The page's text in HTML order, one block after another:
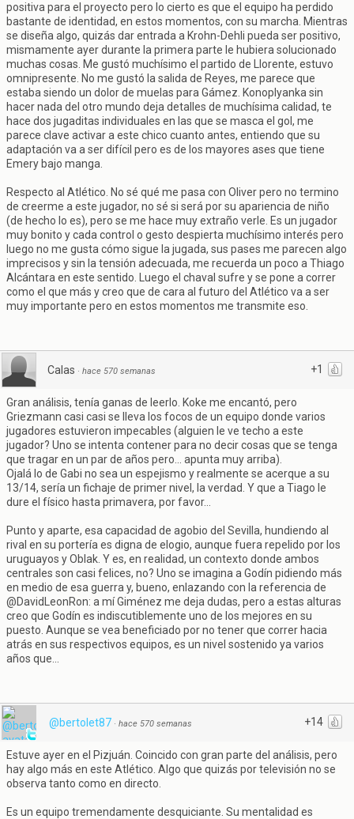
positiva para el proyecto pero lo cierto es que el equipo ha perdido
bastante de identidad, en estos momentos, con su marcha. Mientras
se diseña algo, quizás dar entrada a Krohn-Dehli pueda ser positivo,
mismamente ayer durante la primera parte le hubiera solucionado
muchas cosas. Me gustó muchísimo el partido de Llorente, estuvo
omnipresente. No me gustó la salida de Reyes, me parece que
estaba siendo un dolor de muelas para Gámez. Konoplyanka sin
hacer nada del otro mundo deja detalles de muchísima calidad, te
hace dos jugaditas individuales en las que se masca el gol, me
parece clave activar a este chico cuanto antes, entiendo que su
adaptación va a ser difícil pero es de los mayores ases que tiene
Emery bajo manga.
Respecto al Atlético. No sé qué me pasa con Oliver pero no termino
de creerme a este jugador, no sé si será por su apariencia de niño
(de hecho lo es), pero se me hace muy extraño verle. Es un jugador
muy bonito y cada control o gesto despierta muchísimo interés pero
luego no me gusta cómo sigue la jugada, sus pases me parecen algo
imprecisos y sin la tensión adecuada, me recuerda un poco a Thiago
Alcántara en este sentido. Luego el chaval sufre y se pone a correr
como el que más y creo que de cara al futuro del Atlético va a ser
muy importante pero en estos momentos me transmite eso.
+1
Calas · hace 570 semanas
Gran análisis, tenía ganas de leerlo. Koke me encantó, pero
Griezmann casi casi se lleva los focos de un equipo donde varios
jugadores estuvieron impecables (alguien le ve techo a este
jugador? Uno se intenta contener para no decir cosas que se tenga
que tragar en un par de años pero... apunta muy arriba).
Ojalá lo de Gabi no sea un espejismo y realmente se acerque a su
13/14, sería un fichaje de primer nivel, la verdad. Y que a Tiago le
dure el físico hasta primavera, por favor...
Punto y aparte, esa capacidad de agobio del Sevilla, hundiendo al
rival en su portería es digna de elogio, aunque fuera repelido por los
uruguayos y Oblak. Y es, en realidad, un contexto donde ambos
centrales son casi felices, no? Uno se imagina a Godín pidiendo más
en medio de esa guerra y, bueno, enlazando con la referencia de
@DavidLeonRon: a mí Giménez me deja dudas, pero a estas alturas
creo que Godín es indiscutiblemente uno de los mejores en su
puesto. Aunque se vea beneficiado por no tener que correr hacia
atrás en sus respectivos equipos, es un nivel sostenido ya varios
años que...
+14
@bertolet87 · hace 570 semanas
Estuve ayer en el Pizjuán. Coincido con gran parte del análisis, pero
hay algo más en este Atlético. Algo que quizás por televisión no se
observa tanto como en directo.
Es un equipo tremendamente desquiciante. Su mentalidad es